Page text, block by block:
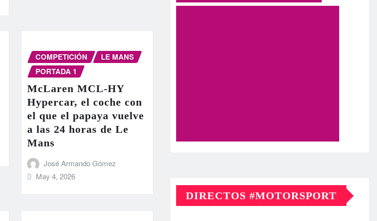
COMPETICIÓN
LE MANS
PORTADA 1
McLaren MCL-HY
Hypercar, el coche con
el que el papaya vuelve
a las 24 horas de Le
Mans
José Armando Gómez
May 4, 2026
DIRECTOS #MOTORSPORT